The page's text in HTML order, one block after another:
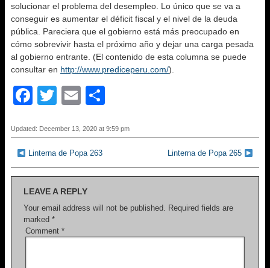
solucionar el problema del desempleo. Lo único que se va a
conseguir es aumentar el déficit fiscal y el nivel de la deuda
pública. Pareciera que el gobierno está más preocupado en
cómo sobrevivir hasta el próximo año y dejar una carga pesada
al gobierno entrante. (El contenido de esta columna se puede
consultar en http://www.prediceperu.com/).
F
c
e
b
o
o
k
T
tt
er
E
ail ar
Updated: December 13, 2020 at 9:59 pm
Linterna de Popa 263 Linterna de Popa 265
LEAVE A REPLY
Your email address will not be published. Required fields are
marked *
Comment *